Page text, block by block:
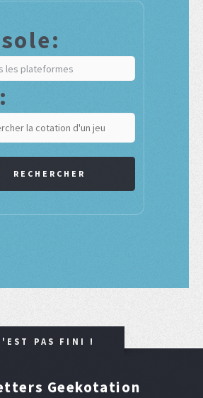
RECHERCHER
PAS FINI !
Geekotation